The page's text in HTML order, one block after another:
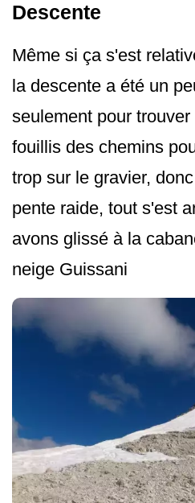
Descente
Même si ça s'est
la descente a été un
seulement pour
fouillis des chemins
trop sur le gravier,
pente raide, tout s'est
avons glissé à la
neige Guissani